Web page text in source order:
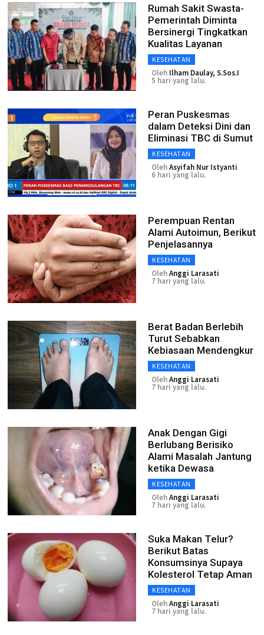
Rumah Sakit Swasta-
Pemerintah Diminta
Bersinergi Tingkatkan
Kualitas Layanan
KESEHATAN
Oleh Ilham Daulay, S.Sos.I
5 hari yang lalu.
Peran Puskesmas
dalam Deteksi Dini dan
Eliminasi TBC di Sumut
KESEHATAN
OlehAsyifah Nur Istyanti
6 hari yang lalu.
Perempuan Rentan
Alami Autoimun, Berikut
Penjelasannya
KESEHATAN
OlehAnggi Larasati
7 hari yang lalu.
Berat Badan Berlebih
Turut Sebabkan
Kebiasaan Mendengkur
KESEHATAN
OlehAnggi Larasati
7 hari yang lalu.
Anak Dengan Gigi
Berlubang Berisiko
Alami Masalah Jantung
ketika Dewasa
KESEHATAN
OlehAnggi Larasati
7 hari yang lalu.
Suka Makan Telur?
Berikut Batas
Konsumsinya Supaya
Kolesterol Tetap Aman
KESEHATAN
OlehAnggi Larasati
7 hari yang lalu.